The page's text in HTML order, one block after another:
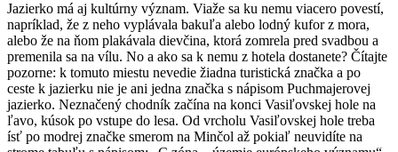
Jazierko má aj kultúrny význam. Viaže sa ku nemu viacero povestí,
napríklad, že z neho vyplávala bakuľa alebo lodný kufor z mora,
alebo že na ňom plakávala dievčina, ktorá zomrela pred svadbou a
premenila sa na vílu. No a ako sa k nemu z hotela dostanete? Čítajte
pozorne: k tomuto miestu nevedie žiadna turistická značka a po
ceste k jazierku nie je ani jedna značka s nápisom Puchmajerovej
jazierko. Neznačený chodník začína na konci Vasiľovskej hole na
ľavo, kúsok po vstupe do lesa. Od vrcholu Vasiľovskej hole treba
ísť po modrej značke smerom na Minčol až pokiaľ neuvidíte na